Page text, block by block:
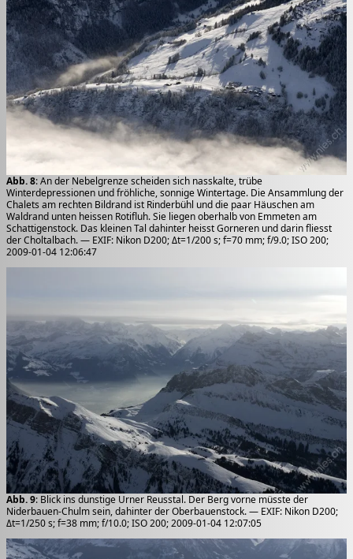
Abb. 8: An der Nebelgrenze scheiden sich nasskalte, trübe
Winterdepressionen und fröhliche, sonnige Wintertage. Die Ansammlung der
Chalets am rechten Bildrand ist Rinderbühl und die paar Häuschen am
Waldrand unten heissen Rotifluh. Sie liegen oberhalb von Emmeten am
Schattigenstock. Das kleinen Tal dahinter heisst Gorneren und darin fliesst
der Choltalbach. — EXIF: Nikon D200; Δt=1/200 s; f=70 mm; f/9.0; ISO 200;
2009-01-04 12:06:47
Abb. 9: Blick ins dunstige Urner Reusstal. Der Berg vorne müsste der
Niderbauen-Chulm sein, dahinter der Oberbauenstock. — EXIF: Nikon D200;
Δt=1/250 s; f=38 mm; f/10.0; ISO 200; 2009-01-04 12:07:05